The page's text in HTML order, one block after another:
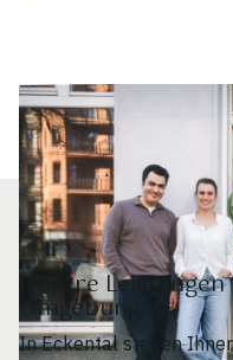
Unsere
Umgebung
In Eckental stehen